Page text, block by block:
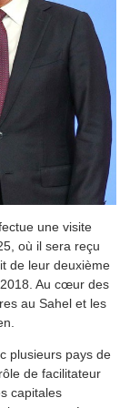
une visite
où il sera reçu
de leur deuxième
Au cœur des
au Sahel et les
plusieurs pays de
de facilitateur
capitales